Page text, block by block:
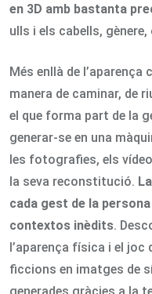
en 3D amb bastanta
ulls i els cabells,
Més enllà de
manera de caminar, de
el que forma part de la
generar-se en una
les fotografies, els
la seva reconstitució.
cada gest de la
contextos inèdits.
l’aparença física i el joc
ficcions en imatges de